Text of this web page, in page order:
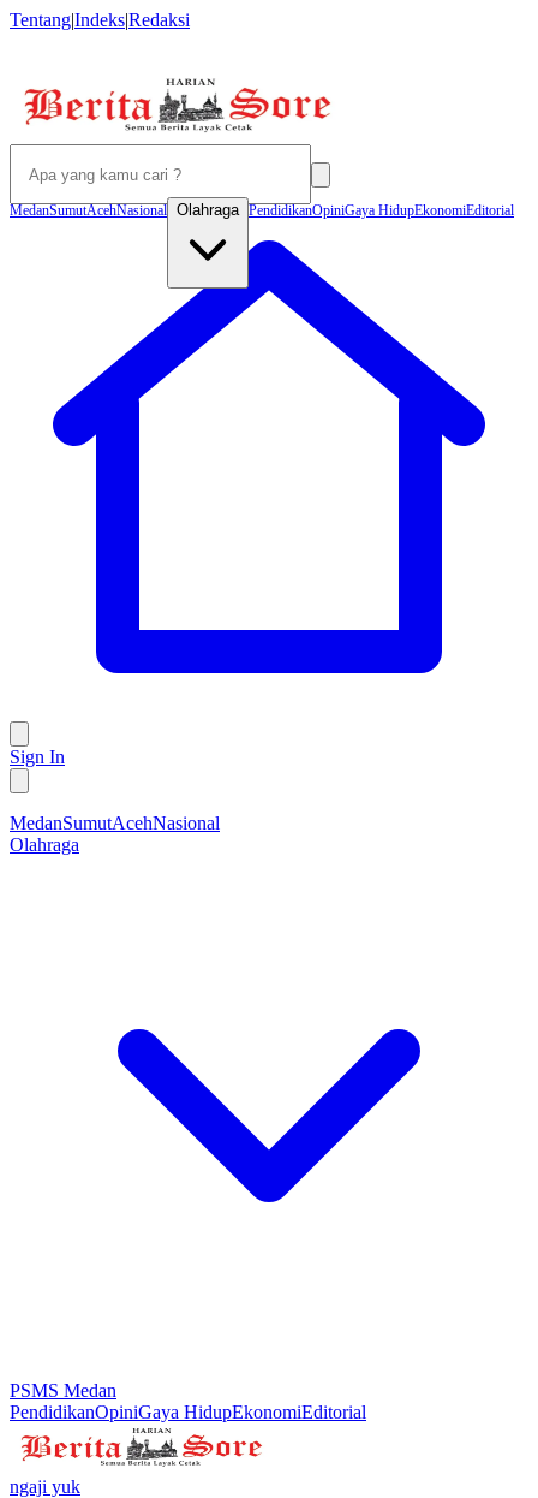
Tentang|Indeks|Redaksi
MedanSumutAcehNasional Olahraga PendidikanOpiniGaya HidupEkonomiEditorial
Sign In
MedanSumutAcehNasional
Olahraga
PSMS Medan
PendidikanOpiniGaya HidupEkonomiEditorial
ngaji yuk